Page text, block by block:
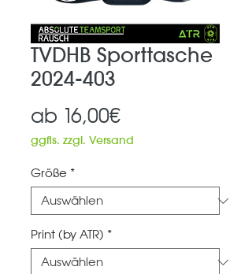
TVDHB Sporttasche
2024-403
ab 16,00€Sale-
Preis
ggfls. zzgl. Versand
Größe *
Print (by ATR) *